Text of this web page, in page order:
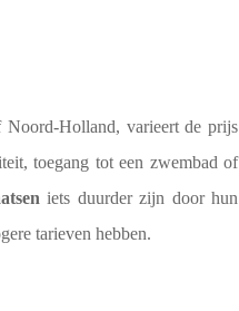
Holland, varieert de prijs
toegang tot een zwembad of
iets duurder zijn door hun
tarieven hebben.